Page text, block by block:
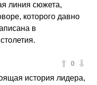
линия сюжета,
которого давно
в
0
история лидера,